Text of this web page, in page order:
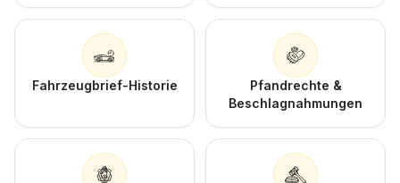
Fahrzeugbrief-Historie
Pfandrechte &
Beschlagnahmungen